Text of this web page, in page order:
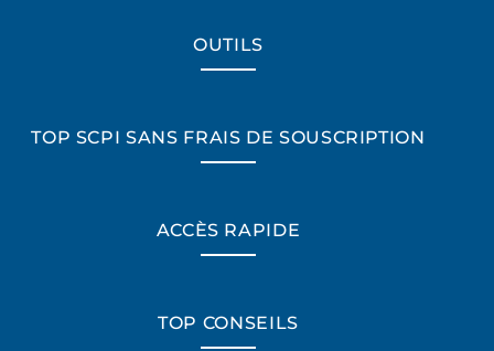
OUTILS
TOP SCPI SANS FRAIS DE SOUSCRIPTION
ACCÈS RAPIDE
TOP CONSEILS